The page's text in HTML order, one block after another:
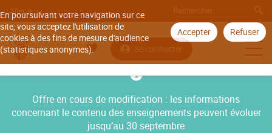
En poursuivant votre navigation sur ce
site, vous acceptez l'utilisation de
cookies à des fins de mesure d'audience
(statistiques anonymes).
Accepter Refuser
Aller à
Se connecter
Offre en cours de modification : les informations
concernant le contenu des enseignements peuvent évoluer
jusqu’au 30 septembre